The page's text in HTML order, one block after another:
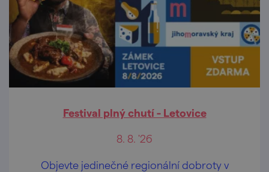
Festival plný chutí - Letovice
8. 8. '26
Objevte jedinečné regionální dobroty v